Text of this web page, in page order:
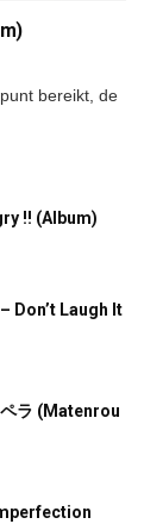
bereikt, de
!! (Album)
Don’t Laugh It
ラ (Matenrou